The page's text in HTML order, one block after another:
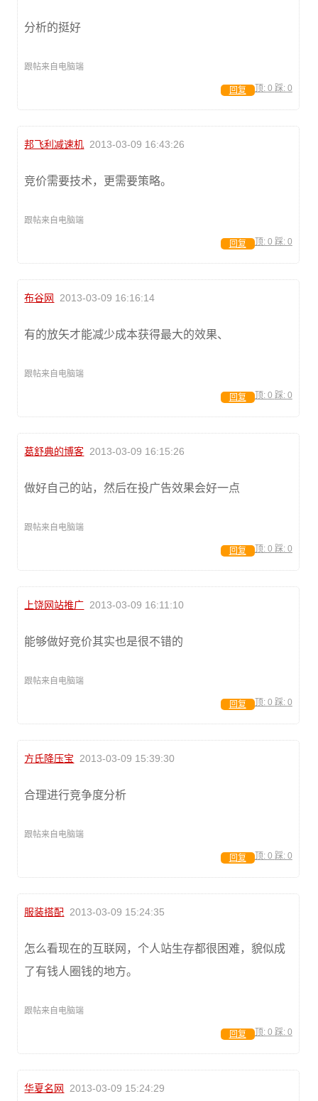
分析的挺好
跟帖来自电脑端
顶: 0 踩: 0
回复
邦飞利减速机 2013-03-09 16:43:26
竞价需要技术，更需要策略。
跟帖来自电脑端
顶: 0 踩: 0
回复
布谷网 2013-03-09 16:16:14
有的放矢才能减少成本获得最大的效果、
跟帖来自电脑端
顶: 0 踩: 0
回复
葛舒典的博客 2013-03-09 16:15:26
做好自己的站，然后在投广告效果会好一点
跟帖来自电脑端
顶: 0 踩: 0
回复
上饶网站推广 2013-03-09 16:11:10
能够做好竞价其实也是很不错的
跟帖来自电脑端
顶: 0 踩: 0
回复
方氏降压宝 2013-03-09 15:39:30
合理进行竞争度分析
跟帖来自电脑端
顶: 0 踩: 0
回复
服装搭配 2013-03-09 15:24:35
怎么看现在的互联网，个人站生存都很困难，貌似成
了有钱人圈钱的地方。
跟帖来自电脑端
顶: 0 踩: 0
回复
华夏名网 2013-03-09 15:24:29